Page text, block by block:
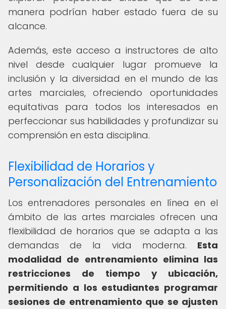
manera podrían haber estado fuera de su
alcance.
Además, este acceso a instructores de alto
nivel desde cualquier lugar promueve la
inclusión y la diversidad en el mundo de las
artes marciales, ofreciendo oportunidades
equitativas para todos los interesados en
perfeccionar sus habilidades y profundizar su
comprensión en esta disciplina.
Flexibilidad de Horarios y
Personalización del Entrenamiento
Los entrenadores personales en línea en el
ámbito de las artes marciales ofrecen una
flexibilidad de horarios que se adapta a las
demandas de la vida moderna. Esta
modalidad de entrenamiento elimina las
restricciones de tiempo y ubicación,
permitiendo a los estudiantes programar
sesiones de entrenamiento que se ajusten